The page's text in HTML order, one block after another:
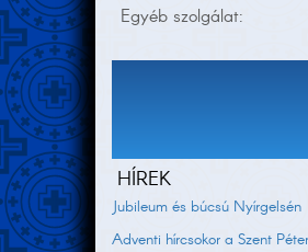
Egyéb szolgálat:
HÍREK
Jubileum és búcsú Nyírgelsén
Adventi hírcsokor a Szent